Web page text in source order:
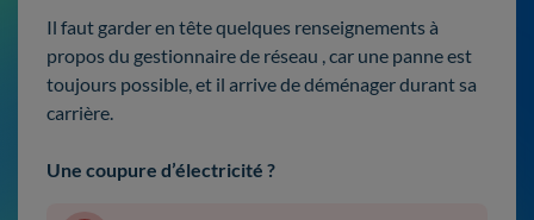
Il faut garder en tête quelques renseignements à
propos du gestionnaire de réseau , car une panne est
toujours possible, et il arrive de déménager durant sa
carrière.
Une coupure d’électricité ?